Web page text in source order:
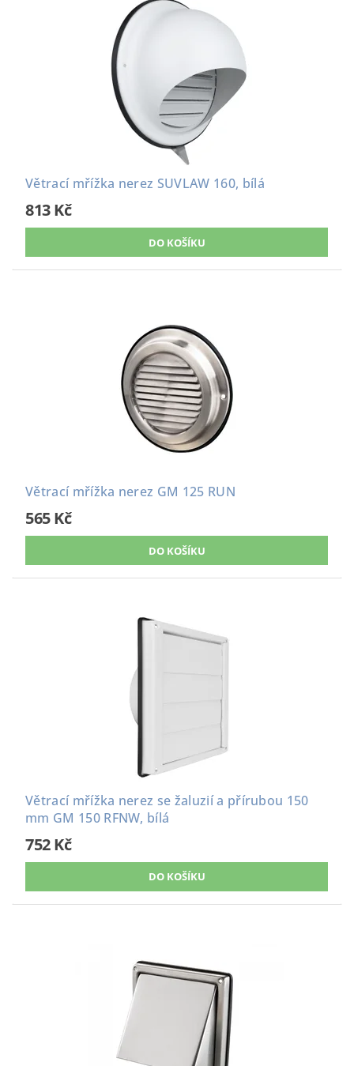
Větrací mřížka nerez SUVLAW 160, bílá
813 Kč
Větrací mřížka nerez GM 125 RUN
565 Kč
Větrací mřížka nerez se žaluzií a přírubou 150
mm GM 150 RFNW, bílá
752 Kč